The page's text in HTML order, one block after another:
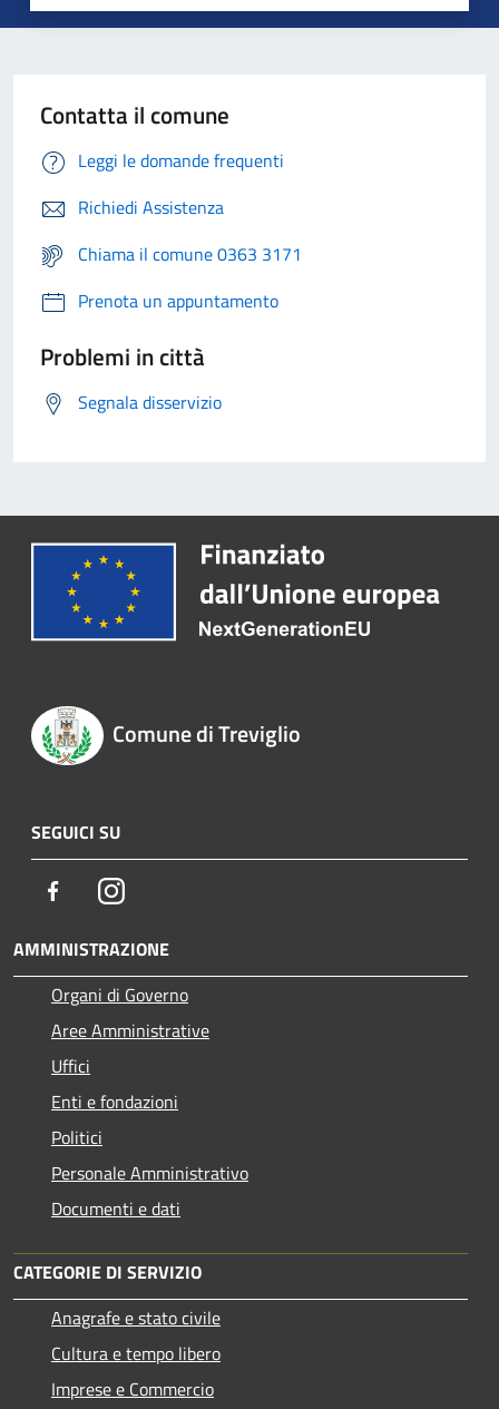
Contatta il comune
Leggi le domande frequenti
Richiedi Assistenza
Chiama il comune 0363 3171
Prenota un appuntamento
Problemi in città
Segnala disservizio
Comune di Treviglio
SEGUICI SU
FacebookInstagram
AMMINISTRAZIONE
Organi di Governo
Aree Amministrative
Uffici
Enti e fondazioni
Politici
Personale Amministrativo
Documenti e dati
CATEGORIE DI SERVIZIO
Anagrafe e stato civile
Cultura e tempo libero
Imprese e Commercio